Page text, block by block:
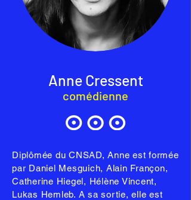
Anne Cressent
comédienne
Diplômée du CNSAD, Anne est formée
par Daniel Mesguich, Alain Françon,
Catherine Hiegel, Hélène Vincent,
Lukas Hemleb. A sa sortie, elle est